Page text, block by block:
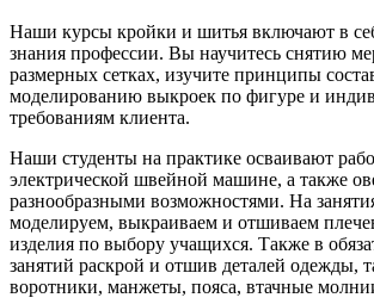
Наши курсы кройки и шитья включают в
знания профессии. Вы научитесь снятию
размерных сетках, изучите принципы
моделированию выкроек по фигуре и
требованиям клиента.
Наши студенты на практике осваивают
электрической швейной машине, а также
разнообразными возможностями. На
моделируем, выкраиваем и отшиваем
изделия по выбору учащихся. Также в
занятий раскрой и отшив деталей одежды,
воротники, манжеты, пояса, втачные